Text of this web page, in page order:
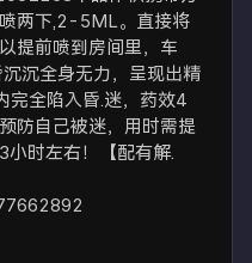
两下,2-5ML。直接将
提前喷到房间里，车
沉全身无力，呈现出精
完全陷入昏.迷，药效4
防自己被迷，用时需提
小时左右！【配有解.